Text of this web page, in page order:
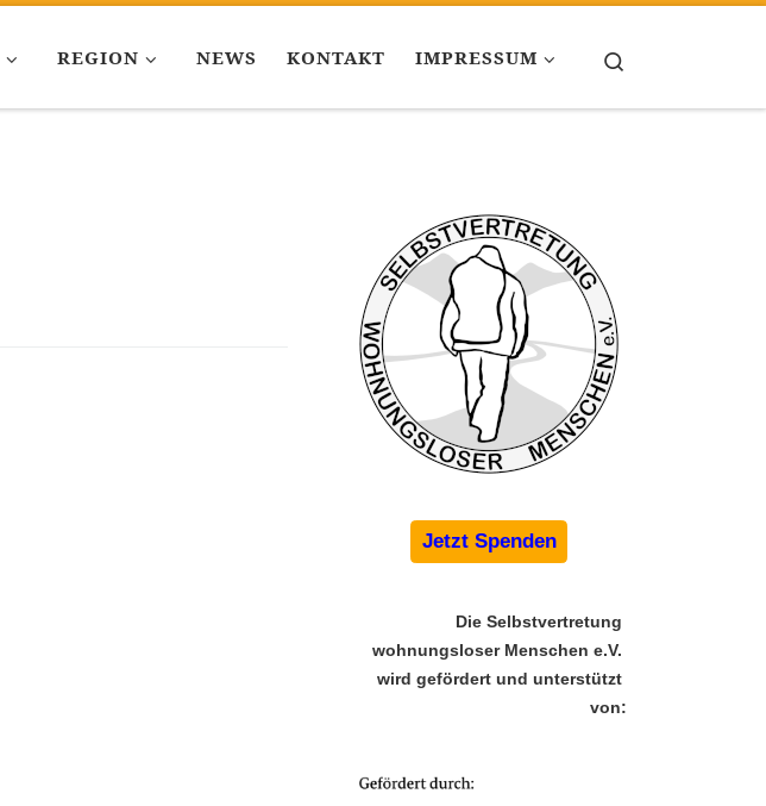
REGION NEWS KONTAKT IMPRESSUM
Jetzt Spenden
Die Selbstvertretung
wohnungsloser Menschen e.V.
wird gefördert und unterstützt
von: